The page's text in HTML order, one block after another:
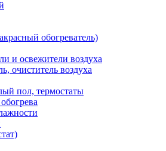
обогреватель)
и освежители воздуха
очиститель воздуха
пол, термостаты